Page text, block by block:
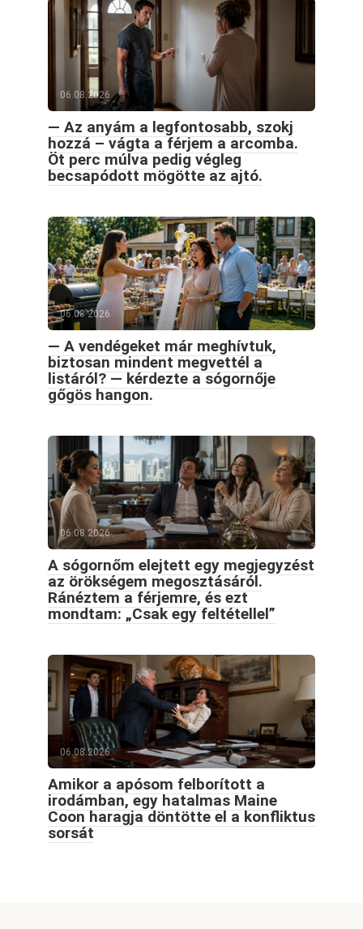
06.08.2026
— Az anyám a legfontosabb, szokj
hozzá – vágta a férjem a arcomba.
Öt perc múlva pedig végleg
becsapódott mögötte az ajtó.
06.08.2026
— A vendégeket már meghívtuk,
biztosan mindent megvettél a
listáról? — kérdezte a sógornője
gőgös hangon.
06.08.2026
A sógornőm elejtett egy megjegyzést
az örökségem megosztásáról.
Ránéztem a férjemre, és ezt
mondtam: „Csak egy feltétellel”
06.08.2026
Amikor a apósom felborított a
irodámban, egy hatalmas Maine
Coon haragja döntötte el a konfliktus
sorsát